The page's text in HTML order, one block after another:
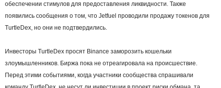
обеспечении стимулов для предоставления ликвидности. Также
появились сообщения о том, что Jetfuel проводили продажу токенов для
TurtleDex, но они не подтвердились.
Инвесторы TurtleDex просят Binance заморозить кошельки
злоумышленников. Биржа пока не отреагировала на происшествие.
Перед этими событиями, когда участники сообщества спрашивали